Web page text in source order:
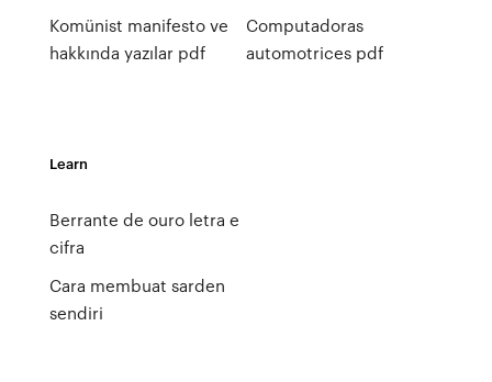
Komünist manifesto ve
hakkında yazılar pdf
Computadoras
automotrices pdf
Learn
Berrante de ouro letra e
cifra
Cara membuat sarden
sendiri